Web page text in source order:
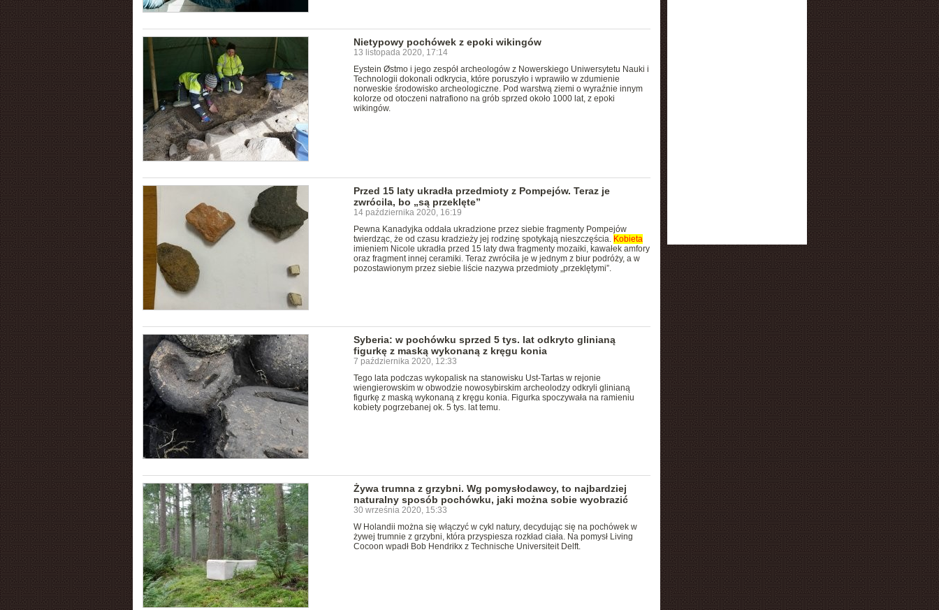
Nietypowy pochówek z epoki wikingów
13 listopada 2020, 17:14
Eystein Østmo i jego zespół archeologów z Nowerskiego Uniwersytetu Nauki i
Technologii dokonali odkrycia, które poruszyło i wprawiło w zdumienie
norweskie środowisko archeologiczne. Pod warstwą ziemi o wyraźnie innym
kolorze od otoczeni natrafiono na grób sprzed około 1000 lat, z epoki
wikingów.
Przed 15 laty ukradła przedmioty z Pompejów. Teraz je
zwrócila, bo „są przeklęte”
14 października 2020, 16:19
Pewna Kanadyjka oddała ukradzione przez siebie fragmenty Pompejów
twierdząc, że od czasu kradzieży jej rodzinę spotykają nieszczęścia. Kobieta
imieniem Nicole ukradła przed 15 laty dwa fragmenty mozaiki, kawałek amfory
oraz fragment innej ceramiki. Teraz zwróciła je w jednym z biur podróży, a w
pozostawionym przez siebie liście nazywa przedmioty „przeklętymi”.
Syberia: w pochówku sprzed 5 tys. lat odkryto glinianą
figurkę z maską wykonaną z kręgu konia
7 października 2020, 12:33
Tego lata podczas wykopalisk na stanowisku Ust-Tartas w rejonie
wiengierowskim w obwodzie nowosybirskim archeolodzy odkryli glinianą
figurkę z maską wykonaną z kręgu konia. Figurka spoczywała na ramieniu
kobiety pogrzebanej ok. 5 tys. lat temu.
Żywa trumna z grzybni. Wg pomysłodawcy, to najbardziej
naturalny sposób pochówku, jaki można sobie wyobrazić
30 września 2020, 15:33
W Holandii można się włączyć w cykl natury, decydując się na pochówek w
żywej trumnie z grzybni, która przyspiesza rozkład ciała. Na pomysł Living
Cocoon wpadł Bob Hendrikx z Technische Universiteit Delft.